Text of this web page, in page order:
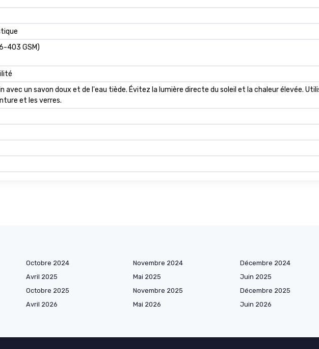
403 GSM)
avec un savon doux et de l'eau tiède. Évitez la lumière directe du soleil et la chaleur élevée.
et les verres.
Octobre 2024 Novembre 2024 Décembre 2024
Avril 2025 Mai 2025 Juin 2025
Octobre 2025 Novembre 2025 Décembre 2025
Avril 2026 Mai 2026 Juin 2026